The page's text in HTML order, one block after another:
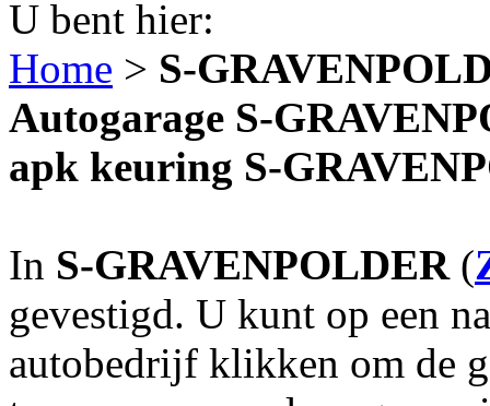
U bent hier:
Home > S-
Autogarage S-
apk keuring S-
In S-GRAVENPOLDER(
gevestigd. U kunt op een
autobedrijf klikken om de